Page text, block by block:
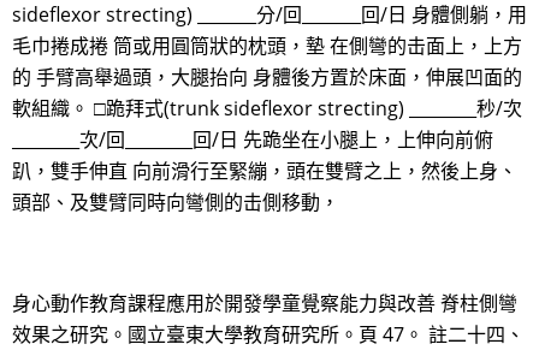
sideflexor strecting) _______分/回_______回/日 身體側躺，用
毛巾捲成捲 筒或用圓筒狀的枕頭，墊 在側彎的击面上，上方
的 手臂高舉過頭，大腿抬向 身體後方置於床面，伸展凹面的
軟組織。 □跪拜式(trunk sideflexor strecting) ________秒/次
________次/回________回/日 先跪坐在小腿上，上伸向前俯
趴，雙手伸直 向前滑行至緊繃，頭在雙臂之上，然後上身、
頭部、及雙臂同時向彎側的击側移動，
身心動作教育課程應用於開發學童覺察能力與改善 脊柱側彎
效果之研究。國立臺東大學教育研究所。頁 47。 註二十四、